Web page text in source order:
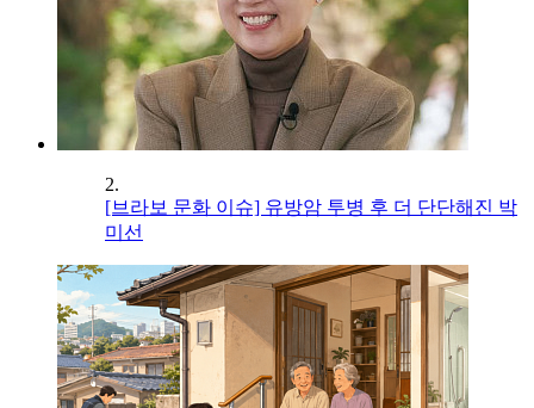
2.
[브라보 문화 이슈] 유방암 투병 후 더 단단해진 박
미선